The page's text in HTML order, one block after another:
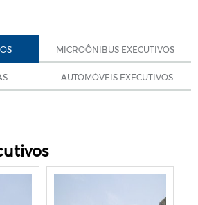
MICROÔNIBUS EXECUTIVOS
AUTOMÓVEIS EXECUTIVOS